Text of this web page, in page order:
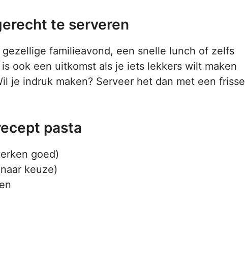
te serveren
familieavond, een snelle lunch of zelfs
ook een uitkomst als je iets lekkers wilt maken
je indruk maken? Serveer het dan met een frisse
pasta
goed)
keuze)